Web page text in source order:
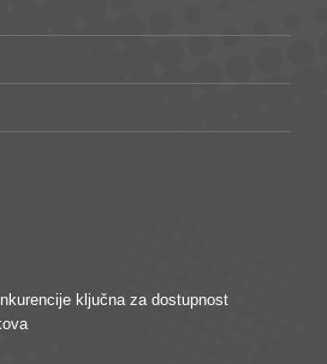
ključna za dostupnost